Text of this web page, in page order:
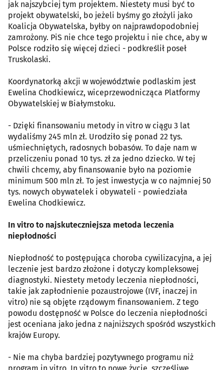
jak najszybciej tym projektem. Niestety musi być to
projekt obywatelski, bo jeżeli byśmy go złożyli jako
Koalicja Obywatelska, byłby on najprawdopodobniej
zamrożony. PiS nie chce tego projektu i nie chce, aby w
Polsce rodziło się więcej dzieci - podkreślił poseł
Truskolaski.
Koordynatorką akcji w województwie podlaskim jest
Ewelina Chodkiewicz, wiceprzewodnicząca Platformy
Obywatelskiej w Białymstoku.
- Dzięki finansowaniu metody in vitro w ciągu 3 lat
wydaliśmy 245 mln zł. Urodziło się ponad 22 tys.
uśmiechniętych, radosnych bobasów. To daje nam w
przeliczeniu ponad 10 tys. zł za jedno dziecko. W tej
chwili chcemy, aby finansowanie było na poziomie
minimum 500 mln zł. To jest inwestycja w co najmniej 50
tys. nowych obywatelek i obywateli - powiedziała
Ewelina Chodkiewicz.
In vitro to najskuteczniejsza metoda leczenia
niepłodności
Niepłodność to postępująca choroba cywilizacyjna, a jej
leczenie jest bardzo złożone i dotyczy kompleksowej
diagnostyki. Niestety metody leczenia niepłodności,
takie jak zapłodnienie pozaustrojowe (IVF, inaczej in
vitro) nie są objęte rządowym finansowaniem. Z tego
powodu dostępność w Polsce do leczenia niepłodności
jest oceniana jako jedna z najniższych spośród wszystkich
krajów Europy.
- Nie ma chyba bardziej pozytywnego programu niż